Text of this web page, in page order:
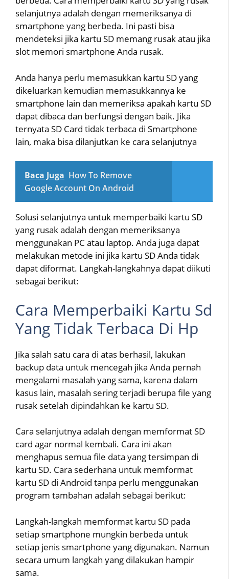
selanjutnya adalah dengan memeriksanya di
smartphone yang berbeda. Ini pasti bisa
mendeteksi jika kartu SD memang rusak atau jika
slot memori smartphone Anda rusak.
Anda hanya perlu memasukkan kartu SD yang
dikeluarkan kemudian memasukkannya ke
smartphone lain dan memeriksa apakah kartu SD
dapat dibaca dan berfungsi dengan baik. Jika
ternyata SD Card tidak terbaca di Smartphone
lain, maka bisa dilanjutkan ke cara selanjutnya
Baca Juga How To Remove
Google Account On Android
Solusi selanjutnya untuk memperbaiki kartu SD
yang rusak adalah dengan memeriksanya
menggunakan PC atau laptop. Anda juga dapat
melakukan metode ini jika kartu SD Anda tidak
dapat diformat. Langkah-langkahnya dapat diikuti
sebagai berikut:
Cara Memperbaiki Kartu Sd
Yang Tidak Terbaca Di Hp
Jika salah satu cara di atas berhasil, lakukan
backup data untuk mencegah jika Anda pernah
mengalami masalah yang sama, karena dalam
kasus lain, masalah sering terjadi berupa file yang
rusak setelah dipindahkan ke kartu SD.
Cara selanjutnya adalah dengan memformat SD
card agar normal kembali. Cara ini akan
menghapus semua file data yang tersimpan di
kartu SD. Cara sederhana untuk memformat
kartu SD di Android tanpa perlu menggunakan
program tambahan adalah sebagai berikut:
Langkah-langkah memformat kartu SD pada
setiap smartphone mungkin berbeda untuk
setiap jenis smartphone yang digunakan. Namun
secara umum langkah yang dilakukan hampir
sama.